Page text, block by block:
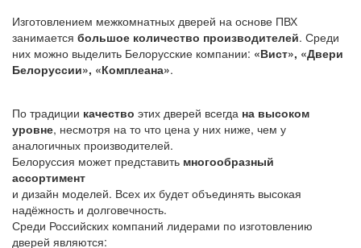
Изготовлением межкомнатных дверей на основе ПВХ
занимается большое количество производителей. Среди
них можно выделить Белорусские компании: «Вист», «Двери
Белоруссии», «Комплеана».
По традиции качество этих дверей всегда на высоком
уровне, несмотря на то что цена у них ниже, чем у
аналогичных производителей.
Белоруссия может представить многообразный
ассортимент
и дизайн моделей. Всех их будет объединять высокая
надёжность и долговечность.
Среди Российских компаний лидерами по изготовлению
дверей являются: